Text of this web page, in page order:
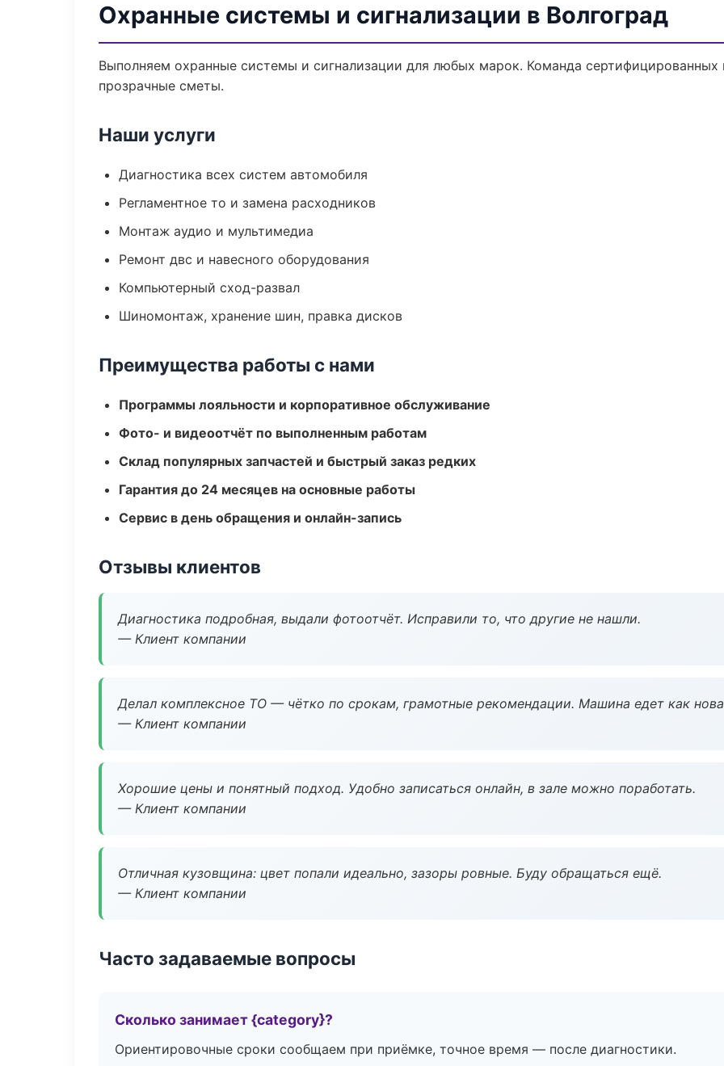
Охранные системы и сигнализации в Волгоград
Выполняем охранные системы и сигнализации для любых марок. Команда сертифицированных
прозрачные сметы.
Наши услуги
Диагностика всех систем автомобиля
Регламентное то и замена расходников
Монтаж аудио и мультимедиа
Ремонт двс и навесного оборудования
Компьютерный сход-развал
Шиномонтаж, хранение шин, правка дисков
Преимущества работы с нами
Программы лояльности и корпоративное обслуживание
Фото- и видеоотчёт по выполненным работам
Склад популярных запчастей и быстрый заказ редких
Гарантия до 24 месяцев на основные работы
Сервис в день обращения и онлайн-запись
Отзывы клиентов
Диагностика подробная, выдали фотоотчёт. Исправили то, что другие не нашли.
— Клиент компании
Делал комплексное ТО — чётко по срокам, грамотные рекомендации. Машина едет как
— Клиент компании
Хорошие цены и понятный подход. Удобно записаться онлайн, в зале можно поработать.
— Клиент компании
Отличная кузовщина: цвет попали идеально, зазоры ровные. Буду обращаться ещё.
— Клиент компании
Часто задаваемые вопросы
Сколько занимает {category}?
Ориентировочные сроки сообщаем при приёмке, точное время — после диагностики.